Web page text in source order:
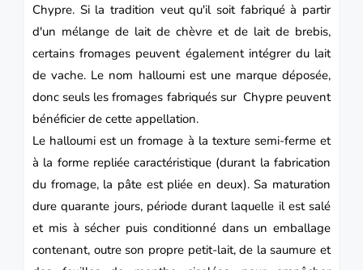
Chypre. Si la tradition veut qu'il soit fabriqué à partir
d'un mélange de lait de chèvre et de lait de brebis,
certains fromages peuvent également intégrer du lait
de vache. Le nom halloumi est une marque déposée,
doncseuls les fromages fabriqués sur Chypre peuvent
bénéficier de cette appellation.
Le halloumi est un fromage à la texture semi-ferme et
à la forme repliée caractéristique (durant la fabrication
du fromage, la pâte est pliée en deux). Sa maturation
dure quarante jours, période durant laquelle il est salé
et mis à sécher puis conditionné dans un emballage
contenant, outre son propre petit-lait, de la saumure et